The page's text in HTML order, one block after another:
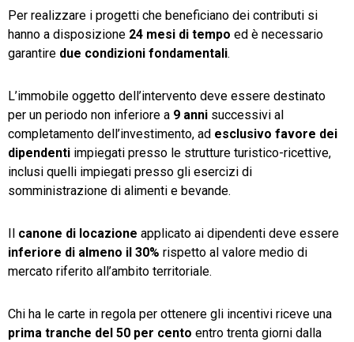
Per realizzare i progetti che beneficiano dei contributi si
hanno a disposizione 24 mesi di tempo ed è necessario
garantire due condizioni fondamentali.
L’immobile oggetto dell’intervento deve essere destinato
per un periodo non inferiore a 9 anni successivi al
completamento dell’investimento, ad esclusivo favore dei
dipendenti impiegati presso le strutture turistico-ricettive,
inclusi quelli impiegati presso gli esercizi di
somministrazione di alimenti e bevande.
canone di locazione applicato ai dipendenti deve essere
inferiore di almeno il 30% rispetto al valore medio di
mercato riferito all’ambito territoriale.
Chi ha le carte in regola per ottenere gli incentivi riceve una
prima tranche del 50 per cento entro trenta giorni dalla